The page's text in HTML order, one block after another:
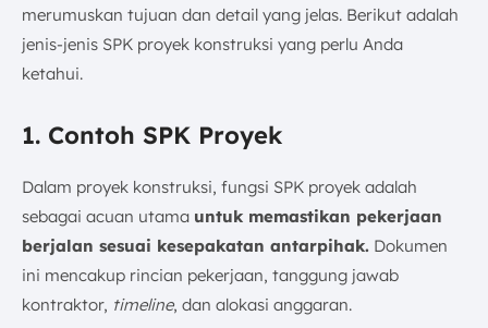
merumuskan tujuan dan detail yang jelas. Berikut adalah
jenis-jenis SPK proyek konstruksi yang perlu Anda
ketahui.
1. Contoh SPK Proyek
Dalam proyek konstruksi, fungsi SPK proyek adalah
sebagai acuan utama untuk memastikan pekerjaan
berjalan sesuai kesepakatan antarpihak. Dokumen
ini mencakup rincian pekerjaan, tanggung jawab
kontraktor, timeline, dan alokasi anggaran.